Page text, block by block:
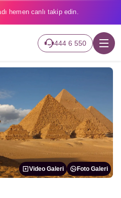
hemen canlı takip edin.
444 6 550
Video Galeri Foto Galeri